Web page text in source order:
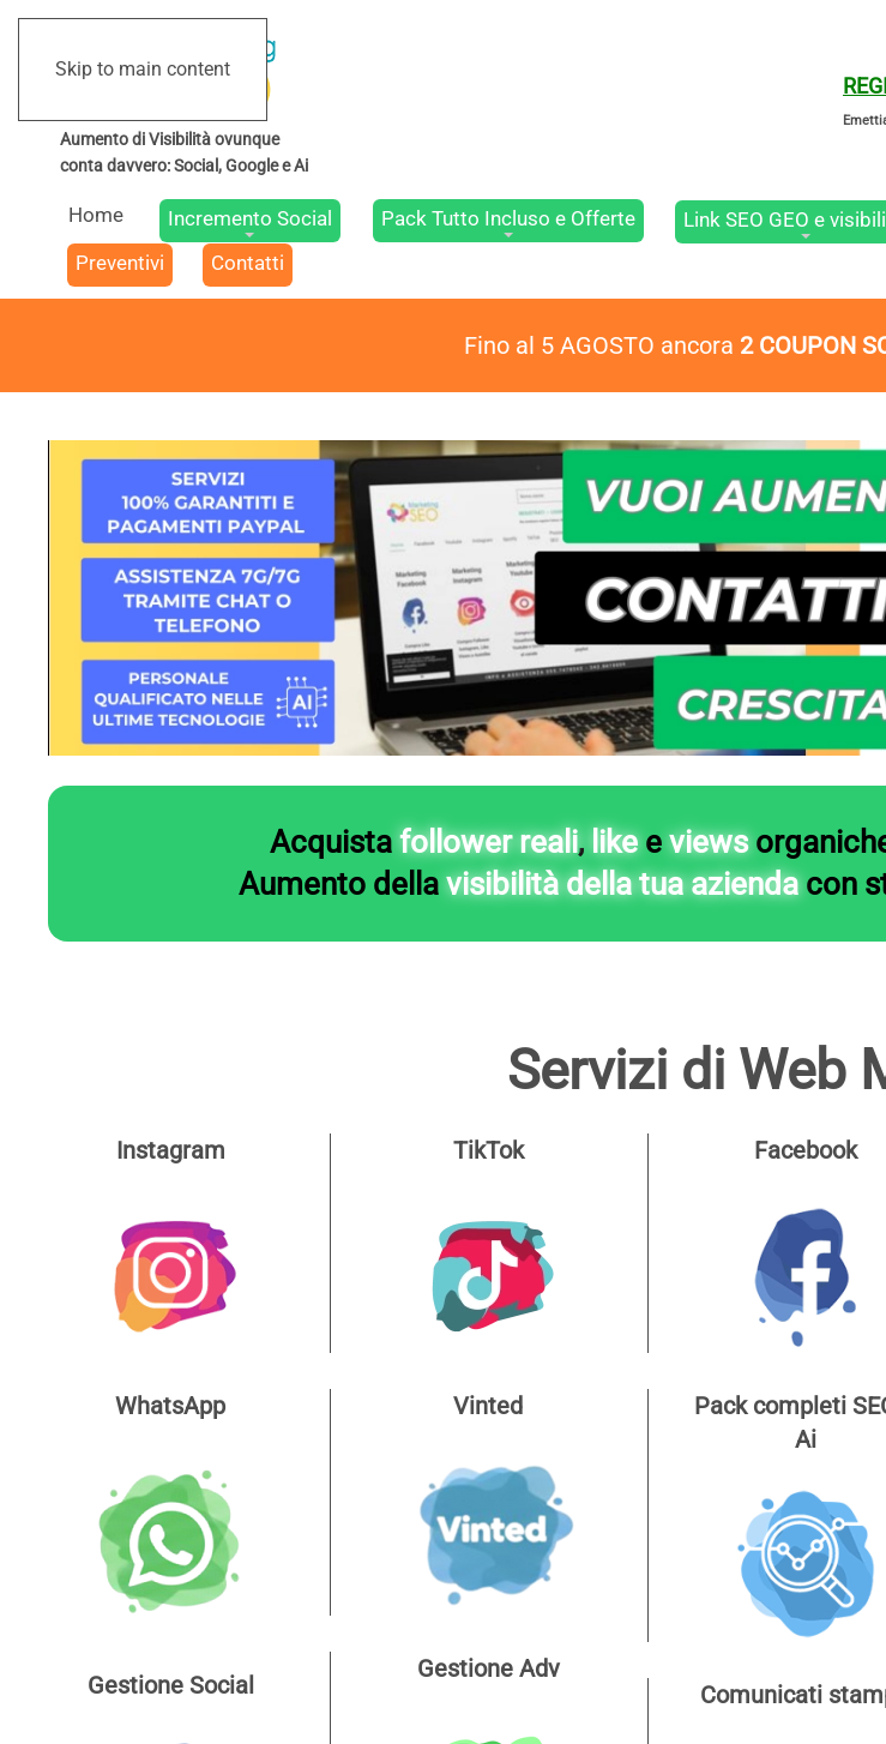
Skip to main content
Home Incremento Social Pack Tutto Incluso e Offerte Link SEO GEO e
Preventivi
Contatti
Fino al 5 AGOSTO ancora 2 COUPON
Acquista follower reali, like e views
Aumento della visibilità della tua azienda con
Servizi di Web
Instagram TikTok Facebook
WhatsApp Vinted
Pack completi
Ai
Gestione Social
Gestione Adv
Comunicati